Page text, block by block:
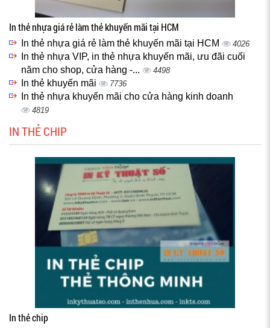
In thẻ nhựa giá rẻ làm thẻ khuyến mãi tại HCM
In thẻ nhựa giá rẻ làm thẻ khuyến mãi tại HCM 4026
In thẻ nhựa VIP, in thẻ nhựa khuyến mãi, ưu đãi cuối
năm cho shop, cửa hàng -...
4498
In thẻ khuyến mãi 7736
In thẻ nhựa khuyến mãi cho cửa hàng kinh doanh
4819
IN THẺ CHIP
In thẻ chip